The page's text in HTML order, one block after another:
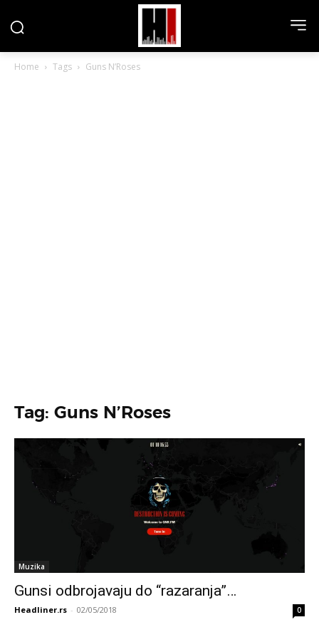
Home Tags Guns N’Roses
Tag: Guns N’Roses
Muzika
Gunsi odbrojavaju do “razaranja”…
Headliner.rs - 02/05/2018 0